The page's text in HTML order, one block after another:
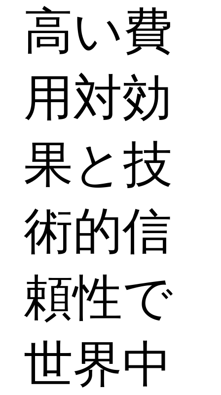
高い費
用対効
果と技
術的信
頼性で
世界中